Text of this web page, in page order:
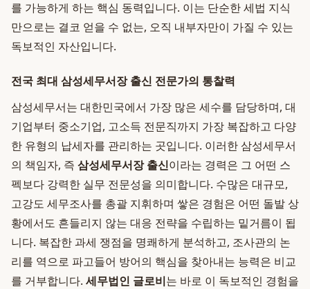
를 가능하게 하는 핵심 동력입니다. 이는 단순한 세법 지식
만으로는 결코 얻을 수 없는, 오직 내부자만이 가질 수 있는
독보적인 자산입니다.
전국 최대 삼성세무서장 출신 전문가의 통찰력
삼성세무서는 대한민국에서 가장 많은 세수를 담당하며, 대
기업부터 중소기업, 고소득 전문직까지 가장 복잡하고 다양
한 유형의 납세자를 관리하는 곳입니다. 이러한 삼성세무서
의 책임자, 즉 삼성세무서장 출신이라는 경력은 그 어떤 스
펙보다 강력한 실무 전문성을 의미합니다. 수많은 대규모,
고강도 세무조사를 총괄 지휘하며 쌓은 경험은 어떤 돌발 상
황에서도 흔들리지 않는 대응 전략을 수립하는 밑거름이 됩
니다. 복잡한 과세 쟁점을 명쾌하게 분석하고, 조사관의 논
리를 역으로 파고들어 방어의 핵심을 찾아내는 능력은 비교
를 거부합니다. 세무법인 글로비는 바로 이 독보적인 경험을